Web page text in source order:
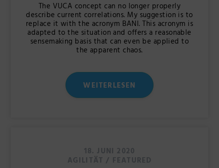
The VUCA concept can no longer properly
describe current correlations. My suggestion is to
replace it with the acronym BANI. This acronym is
adapted to the situation and offers a reasonable
sensemaking basis that can even be applied to
the apparent chaos.
WEITERLESEN
18. JUNI 2020
AGILITÄT / FEATURED